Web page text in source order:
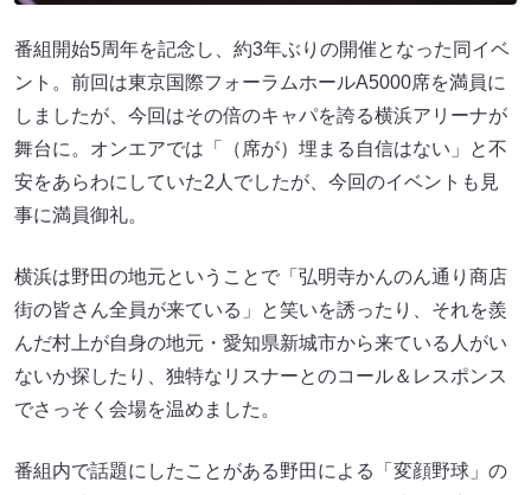
番組開始5周年を記念し、約3年ぶりの開催となった同イベ
ント。前回は東京国際フォーラムホールA5000席を満員に
しましたが、今回はその倍のキャパを誇る横浜アリーナが
舞台に。オンエアでは「（席が）埋まる自信はない」と不
安をあらわにしていた2人でしたが、今回のイベントも見
事に満員御礼。
横浜は野田の地元ということで「弘明寺かんのん通り商店
街の皆さん全員が来ている」と笑いを誘ったり、それを羨
んだ村上が自身の地元・愛知県新城市から来ている人がい
ないか探したり、独特なリスナーとのコール＆レスポンス
でさっそく会場を温めました。
番組内で話題にしたことがある野田による「変顔野球」の